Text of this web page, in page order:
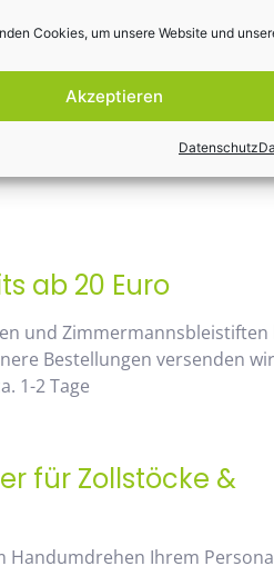
Cookies, um unsere Website und
Akzeptieren
Datenschutz
48% mit unserem
von unserem
Logo, sehen Sie sofort anhand
ab 20 Euro
und
Bestellungen versenden
1-2 Tage
für Zollstöcke &
Handumdrehen Ihrem